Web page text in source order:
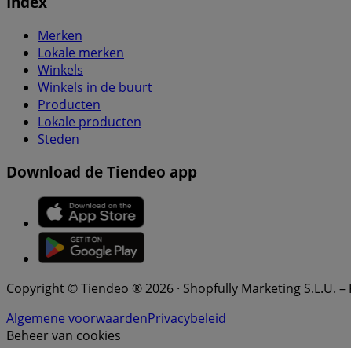
Merken
Lokale merken
Winkels
Winkels in de buurt
Producten
Lokale producten
Steden
Download de Tiendeo app
Copyright © Tiendeo ® 2026 · Shopfully Marketing S.L.U.
Algemene voorwaardenPrivacybeleid
Beheer van cookies